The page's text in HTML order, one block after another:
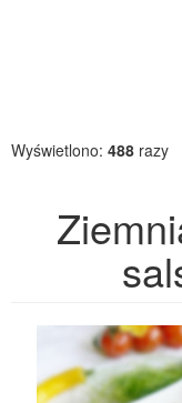
Wyświetlono: 488 razy